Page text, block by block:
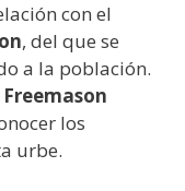
con el
, del que se
a la población.
los
urbe.